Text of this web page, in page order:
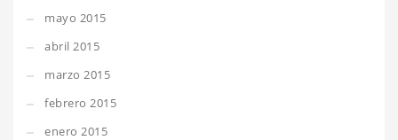
mayo 2015
abril 2015
marzo 2015
febrero 2015
enero 2015